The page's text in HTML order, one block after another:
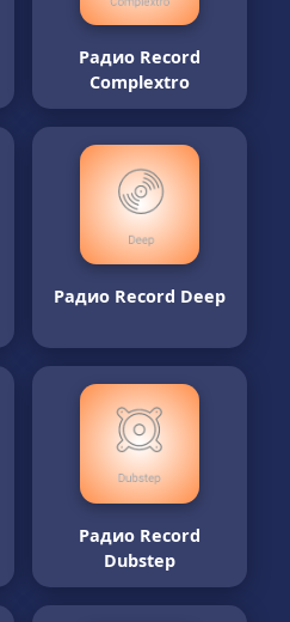
Радио Record
Complextro
Радио Record Deep
Радио Record
Dubstep